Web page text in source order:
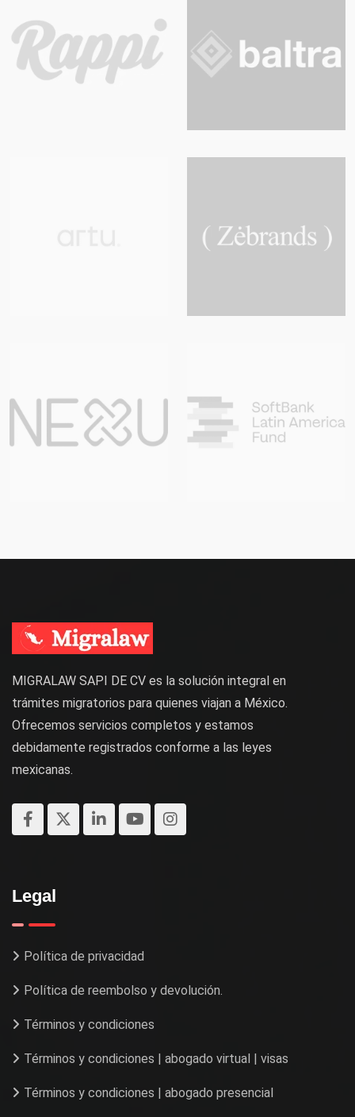
MIGRALAW SAPI DE CV es la solución integral en
trámites migratorios para quienes viajan a México.
Ofrecemos servicios completos y estamos
debidamente registrados conforme a las leyes
mexicanas.
Legal
Política de privacidad
Política de reembolso y devolución.
Términos y condiciones
Términos y condiciones | abogado virtual | visas
Términos y condiciones | abogado presencial